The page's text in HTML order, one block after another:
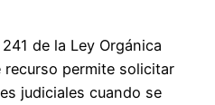
de la Ley Orgánica
permite solicitar
judiciales cuando se